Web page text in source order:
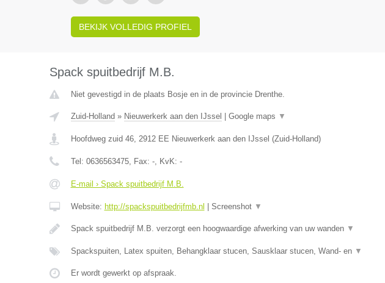
BEKIJK VOLLEDIG PROFIEL
Spack spuitbedrijf M.B.
Niet gevestigd in de plaats Bosje en in de provincie Drenthe.
Zuid-Holland » Nieuwerkerk aan den IJssel Google maps ▼
Hoofdweg zuid 46, 2912 EE Nieuwerkerk aan den IJssel (Zuid-Holland)
Tel: 0636563475, Fax: -, KvK: -
E-mail › Spack spuitbedrijf M.B.
Website: http://spackspuitbedrijfmb.nl Screenshot ▼
Spack spuitbedrijf M.B. verzorgt een hoogwaardige afwerking van uw wanden ▼
Spackspuiten, Latex spuiten, Behangklaar stucen, Sausklaar stucen, Wand- en ▼
Er wordt gewerkt op afspraak.